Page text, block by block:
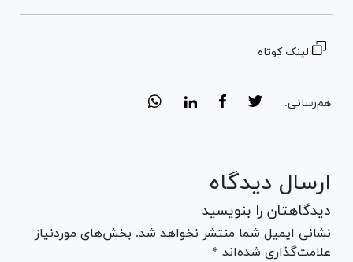
لینک کوتاه
هم‌رسانی:
ارسال دیدگاه
دیدگاهتان را بنویسید
نشانی ایمیل شما منتشر نخواهد شد. بخش‌های موردنیاز
علامت‌گذاری شده‌اند *